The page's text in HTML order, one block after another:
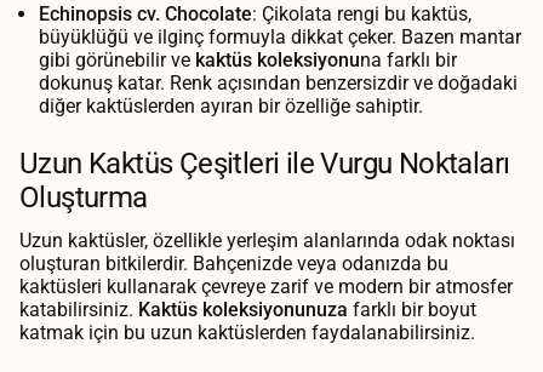
Echinopsis cv. Chocolate: Çikolata rengi bu kaktüs,
büyüklüğü ve ilginç formuyla dikkat çeker. Bazen mantar
gibi görünebilir ve kaktüs koleksiyonuna farklı bir
dokunuş katar. Renk açısından benzersizdir ve doğadaki
diğer kaktüslerden ayıran bir özelliğe sahiptir.
Uzun Kaktüs Çeşitleri ile Vurgu Noktaları
Oluşturma
Uzun kaktüsler, özellikle yerleşim alanlarında odak noktası
oluşturan bitkilerdir. Bahçenizde veya odanızda bu
kaktüsleri kullanarak çevreye zarif ve modern bir atmosfer
katabilirsiniz. Kaktüs koleksiyonunuza farklı bir boyut
katmak için bu uzun kaktüslerden faydalanabilirsiniz.